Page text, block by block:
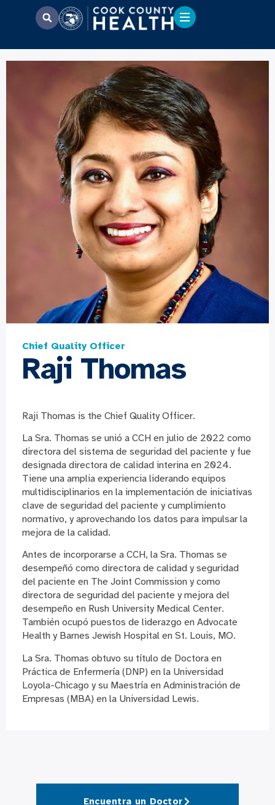
Chief Quality Officer
Raji Thomas
Raji Thomas is the Chief Quality Officer.
La Sra. Thomas se unió a CCH en julio de 2022 como
directora del sistema de seguridad del paciente y fue
designada directora de calidad interina en 2024.
Tiene una amplia experiencia liderando equipos
multidisciplinarios en la implementación de iniciativas
clave de seguridad del paciente y cumplimiento
normativo, y aprovechando los datos para impulsar la
mejora de la calidad.
Antes de incorporarse a CCH, la Sra. Thomas se
desempeñó como directora de calidad y seguridad
del paciente en The Joint Commission y como
directora de seguridad del paciente y mejora del
desempeño en Rush University Medical Center.
También ocupó puestos de liderazgo en Advocate
Health y Barnes Jewish Hospital en St. Louis, MO.
La Sra. Thomas obtuvo su título de Doctora en
Práctica de Enfermería (DNP) en la Universidad
Loyola-Chicago y su Maestría en Administración de
Empresas (MBA) en la Universidad Lewis.
Encuentra un Doctor